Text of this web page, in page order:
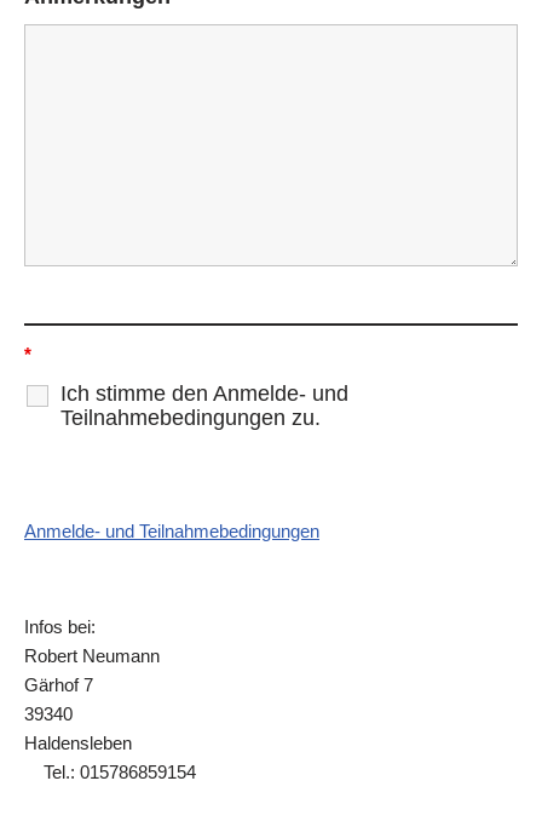
*
Ich stimme den Anmelde- und
Teilnahmebedingungen zu.
Anmelde- und Teilnahmebedingungen
Infos bei:
Robert Neumann
Gärhof 7
39340
Tel.: 015786859154